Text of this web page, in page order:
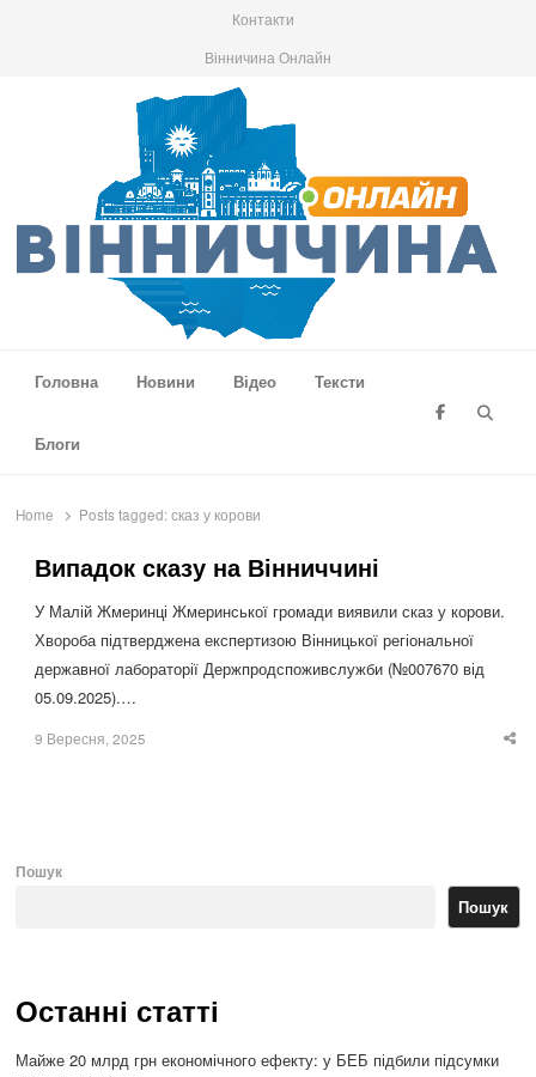
Контакти
Вінничина Онлайн
Головна
Новини Відео Тексти
Блоги
Home Posts tagged:сказ у корови
Випадок сказу на Вінниччині
У Малій Жмеринці Жмеринської громади виявили сказ у корови.
Хвороба підтверджена експертизою Вінницької регіональної
державної лабораторії Держпродспоживслужби (№007670 від
05.09.2025).…
9 Вересня, 2025
Пошук
Пошук
Останні статті
Майже 20 млрд грн економічного ефекту: у БЕБ підбили підсумки